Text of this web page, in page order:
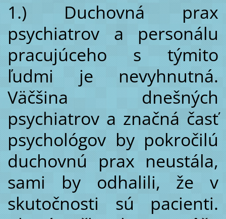
1.) Duchovná prax
psychiatrov a personálu
pracujúceho s týmito
ľudmi je nevyhnutná.
Väčšina dnešných
psychiatrov a značná časť
psychológov by pokročilú
duchovnú prax neustála,
sami by odhalili, že v
skutočnosti sú pacienti.